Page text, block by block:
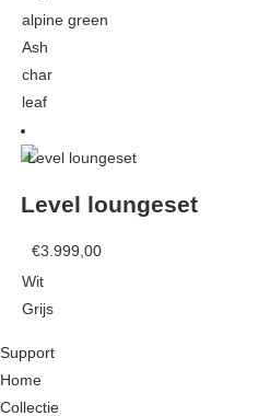
alpine green
Ash
char
leaf
This
product
multiple
may
be
chosen
on
Level loungeset
€3.999,00
Wit
Grijs
product
has
Support
Home
Collectie